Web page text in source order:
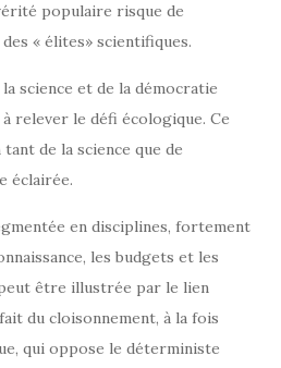
populaire risque de
« élites» scientifiques.
science et de la démocratie
relever le défi écologique. Ce
de la science que de
éclairée.
en disciplines, fortement
les budgets et les
être illustrée par le lien
du cloisonnement, à la fois
qui oppose le déterministe